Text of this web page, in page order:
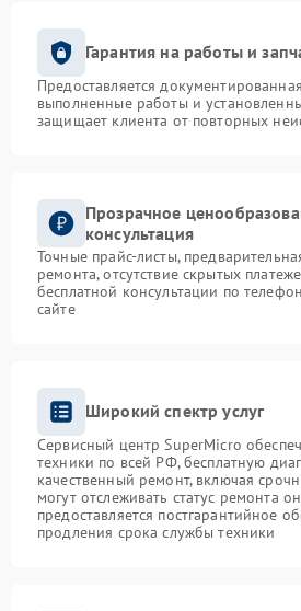
Гарантия на работы и
Предоставляется
выполненные работы и
защищает клиента от повторных
Прозрачное
консультация
Точные прайс-листы,
ремонта, отсутствие скрытых
бесплатной консультации по
сайте
Широкий спектр услуг
Сервисный центр SuperMicro
техники по всей РФ, бесплатную
качественный ремонт, включая
могут отслеживать статус ремонта
предоставляется постгарантийное
продления срока службы техники